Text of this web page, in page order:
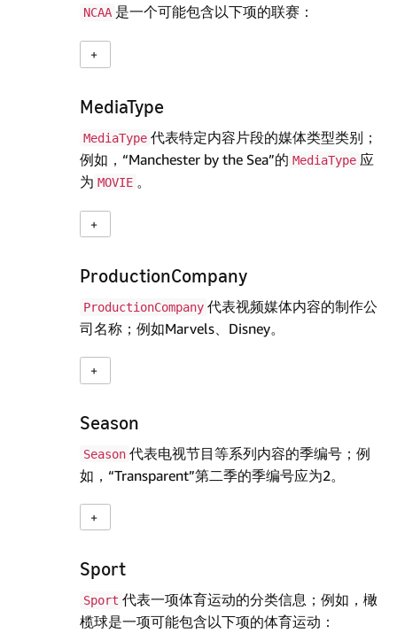
NCAA 是一个可能包含以下项的联赛：
MediaType
MediaType 代表特定内容片段的媒体类型类别；
例如，“Manchester by the Sea”的 MediaType 应
为 MOVIE 。
ProductionCompany
ProductionCompany 代表视频媒体内容的制作公
司名称；例如Marvels、Disney。
Season
Season 代表电视节目等系列内容的季编号；例
如，“Transparent”第二季的季编号应为2。
Sport
Sport 代表一项体育运动的分类信息；例如，橄
榄球是一项可能包含以下项的体育运动：